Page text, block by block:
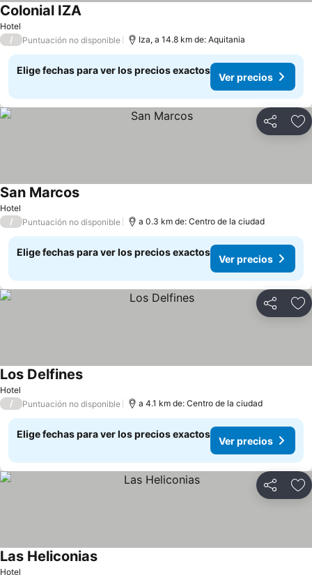
Hotel
Colonial IZAVer precios
/ Puntuación no disponible Iza, a 14.8 km de: Aquitania
Elige fechas para ver los precios exactos
Ver precios
Compartir
Hotel
San MarcosVer precios
/ Puntuación no disponible a 0.3 km de: Centro de la ciudad
Elige fechas para ver los precios exactos
Ver precios
Compartir
Hotel
Los DelfinesVer precios
/ Puntuación no disponible a 4.1 km de: Centro de la ciudad
Elige fechas para ver los precios exactos
Ver precios
Compartir
Hotel
Las HeliconiasVer precios